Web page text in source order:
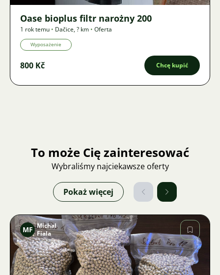
Oase bioplus filtr narożny 200
1 rok temu • Dačice,? km • Oferta
Wyposażenie
800 Kč Chcę kupić
To może Cię zainteresować
Wybraliśmy najciekawsze oferty
Pokaż więcej
Zdjęcie
MF Michal
Fiala